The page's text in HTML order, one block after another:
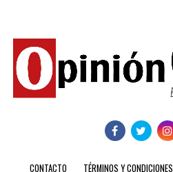
CONTACTO TÉRMINOS Y CONDICIONES